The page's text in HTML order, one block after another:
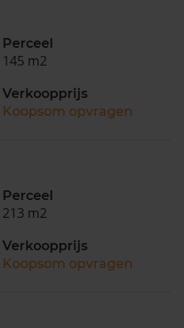
Perceel
145 m2
Verkoopprijs
Koopsom opvragen
Perceel
213 m2
Verkoopprijs
Koopsom opvragen